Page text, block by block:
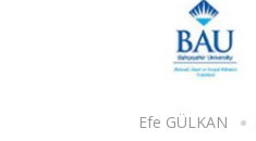
Efe GÜLKAN